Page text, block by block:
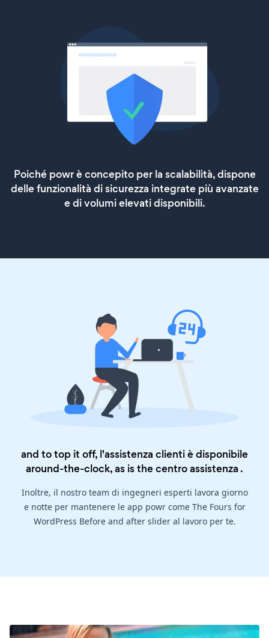
Poiché powr è concepito per la scalabilità, dispone
delle funzionalità di sicurezza integrate più avanzate
e di volumi elevati disponibili.
and to top it off, l'assistenza clienti è disponibile
around-the-clock, as is thecentro assistenza .
Inoltre, il nostro team di ingegneri esperti lavora giorno
e notte per mantenere le app powr come The Fours for
WordPress Before and after slider al lavoro per te.